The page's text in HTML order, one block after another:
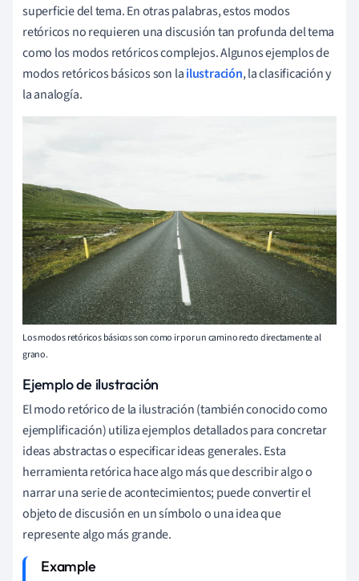
superficie del tema. En otras palabras, estos modos
retóricos no requieren una discusión tan profunda del tema
como los modos retóricos complejos. Algunos ejemplos de
modos retóricos básicos son lailustración, la clasificación y
la analogía.
Los modos retóricos básicos son como ir por un camino recto directamente al
grano.
Ejemplo de ilustración
El modo retórico de la ilustración (también conocido como
ejemplificación) utiliza ejemplos detallados para concretar
ideas abstractas o especificar ideas generales. Esta
herramienta retórica hace algo más que describir algo o
narrar una serie de acontecimientos; puede convertir el
objeto de discusión en un símbolo o una idea que
represente algo más grande.